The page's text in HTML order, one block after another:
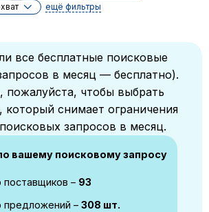
ещё фильтры
все бесплатные поисковые
в месяц — бесплатно).
пожалуйста, чтобы выбрать
который снимает ограничения
запросов в месяц.
вашему поисковому запросу
поставщиков – 93
предложений – 308 шт.